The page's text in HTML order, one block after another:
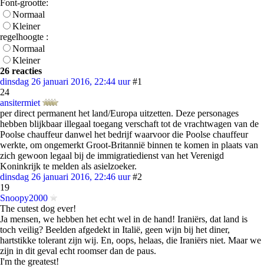
Font-grootte:
Normaal
Kleiner
regelhoogte :
Normaal
Kleiner
26 reacties
dinsdag 26 januari 2016, 22:44 uur #1
24
ansitermiet
per direct permanent het land/Europa uitzetten. Deze personages
hebben blijkbaar illegaal toegang verschaft tot de vrachtwagen van de
Poolse chauffeur danwel het bedrijf waarvoor die Poolse chauffeur
werkte, om ongemerkt Groot-Britannië binnen te komen in plaats van
zich gewoon legaal bij de immigratiedienst van het Verenigd
Koninkrijk te melden als asielzoeker.
dinsdag 26 januari 2016, 22:46 uur #2
19
Snoopy2000
The cutest dog ever!
Ja mensen, we hebben het echt wel in de hand! Iraniërs, dat land is
toch veilig? Beelden afgedekt in Italië, geen wijn bij het diner,
hartstikke tolerant zijn wij. En, oops, helaas, die Iraniërs niet. Maar we
zijn in dit geval echt roomser dan de paus.
I'm the greatest!